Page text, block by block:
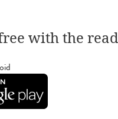
with the